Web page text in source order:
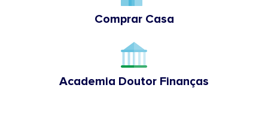
Comprar Casa
Academia Doutor Finanças